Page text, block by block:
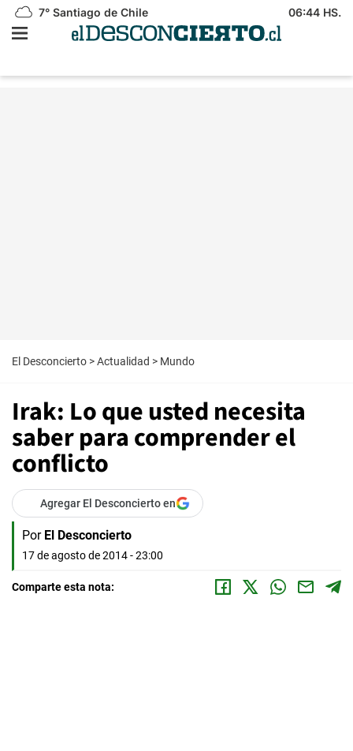
7° Santiago de Chile 06:44 HS.
El Desconcierto >Actualidad > Mundo
Irak: Lo que usted necesita
saber para comprender el
conflicto
Agregar El Desconcierto en
Por El Desconcierto
17 de agosto de 2014 - 23:00
Comparte esta nota: